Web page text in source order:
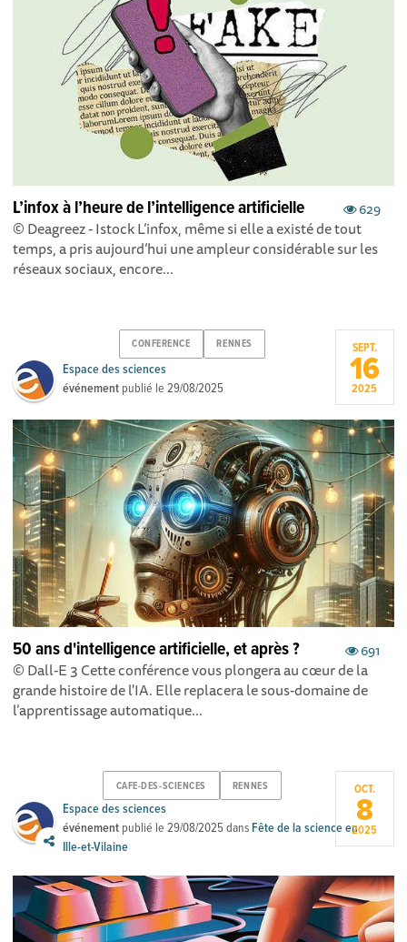
629
L’infox à l’heure de l’intelligence artificielle
© Deagreez - Istock L’infox, même si elle a existé de tout
temps, a pris aujourd’hui une ampleur considérable sur les
réseaux sociaux, encore...
CONFERENCE RENNES
Espace des sciences
événement publié le29/08/2025
SEPT.
16
2025
691
50 ans d'intelligence artificielle, et après ?
© Dall-E 3 Cette conférence vous plongera au cœur de la
grande histoire de l'IA. Elle replacera le sous-domaine de
l’apprentissage automatique...
CAFE-DES-SCIENCES RENNES
Espace des sciences
événement publié le29/08/2025dans Fête de la science en
Ille-et-Vilaine
OCT.
8
2025